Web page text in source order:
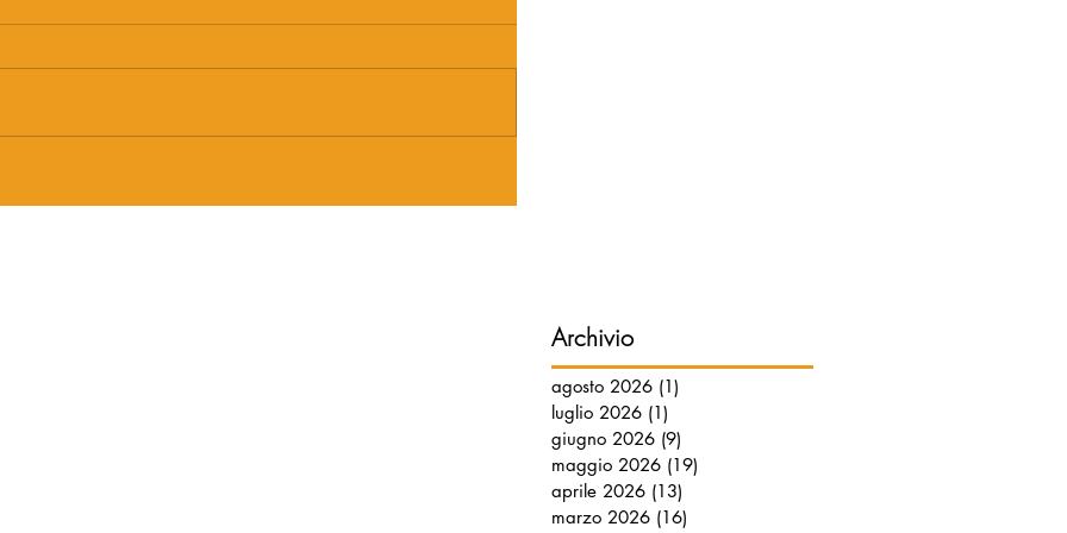
Archivio
agosto 2026 (1)
luglio 2026 (1)
giugno 2026 (9)
maggio 2026 (19)
aprile 2026 (13)
marzo 2026 (16)